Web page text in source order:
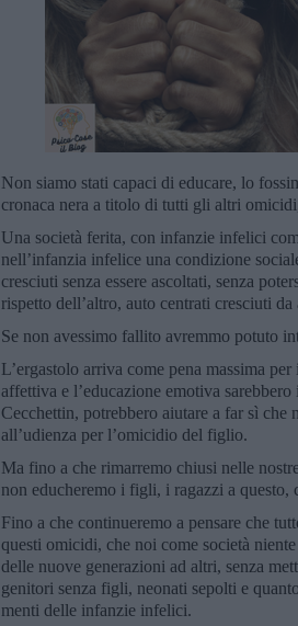
Non siamo stati capaci di educare, lo
cronaca nera a titolo di tutti gli altri
Una società ferita, con infanzie infelici
nell’infanzia infelice una condizione
cresciuti senza essere ascoltati, senza
rispetto dell’altro, auto centrati cresciuti
Se non avessimo fallito avremmo potuto
L’ergastolo arriva come pena massima
affettiva e l’educazione emotiva
Cecchettin, potrebbero aiutare a far sì che
all’udienza per l’omicidio del figlio.
Ma fino a che rimarremo chiusi nelle
non educheremo i figli, i ragazzi a
Fino a che continueremo a pensare che
questi omicidi, che noi come società
delle nuove generazioni ad altri, senza
genitori senza figli, neonati sepolti e
menti delle infanzie infelici.